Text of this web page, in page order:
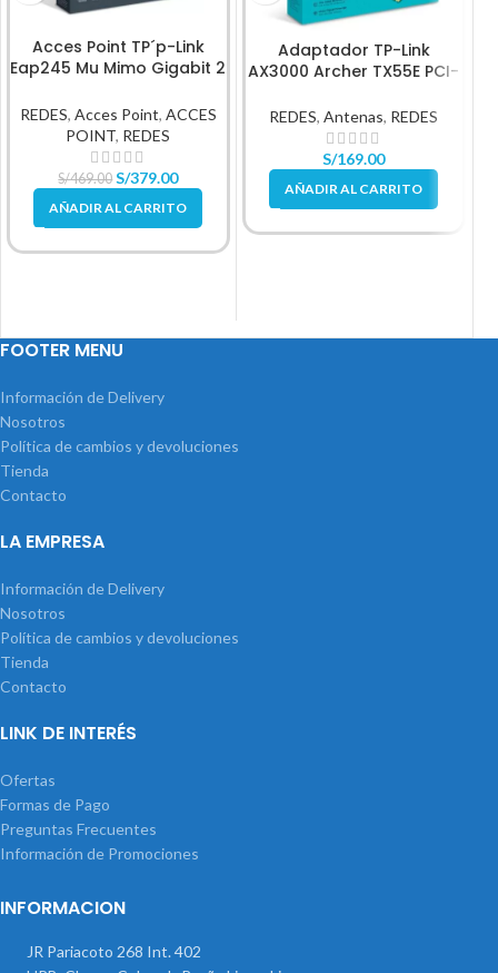
Acces Point TP´p-Link
Eap245 Mu Mimo Gigabit 2
REDES, Acces Point, ACCES
POINT, REDES
S/469.00 S/379.00
AÑADIR AL CARRITO
Adaptador TP-Link
AX3000 Archer TX55E PCI-
REDES,Antenas, REDES
S/169.00
AÑADIR AL CARRITO
FOOTER MENU
Información de Delivery
Nosotros
Política de cambios y devoluciones
Tienda
Contacto
LA EMPRESA
Información de Delivery
Nosotros
Política de cambios y devoluciones
Tienda
Contacto
LINK DE INTERÉS
Ofertas
Formas de Pago
Preguntas Frecuentes
Información de Promociones
INFORMACION
JR Pariacoto 268 Int. 402